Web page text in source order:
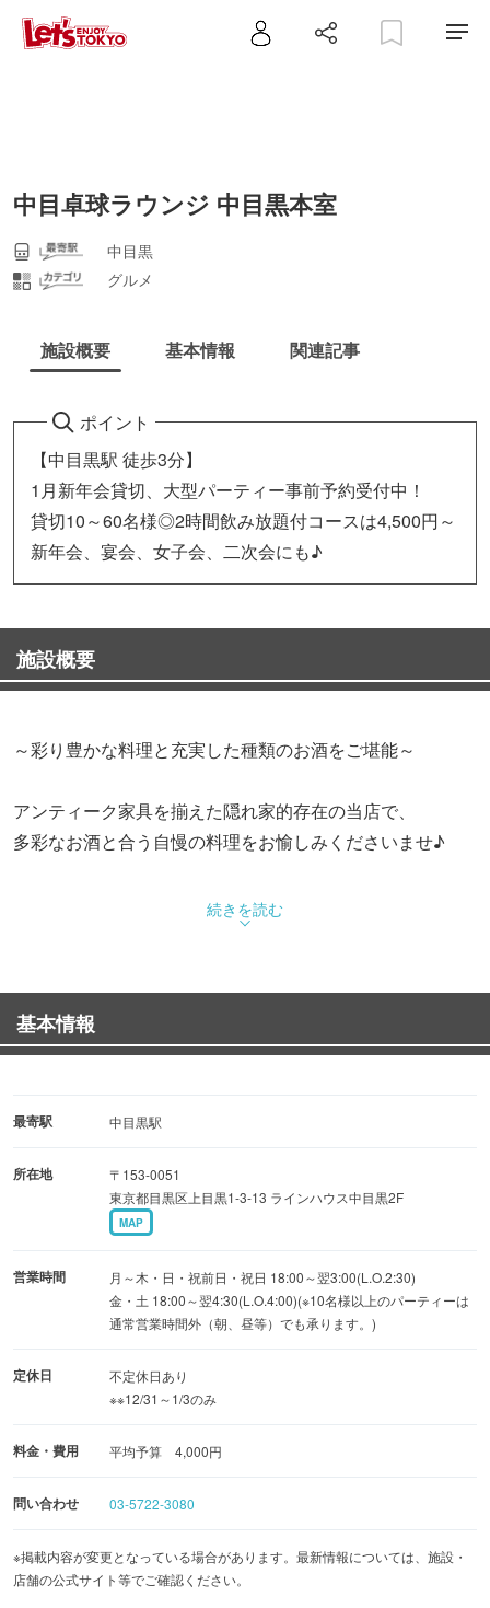
中目卓球ラウンジ 中目黒本室
中目黒
グルメ
施設概要 基本情報 関連記事
ポイント
【中目黒駅 徒歩3分】
1月新年会貸切、大型パーティー事前予約受付中！
貸切10～60名様◎2時間飲み放題付コースは4,500円～
新年会、宴会、女子会、二次会にも♪
施設概要
～彩り豊かな料理と充実した種類のお酒をご堪能～
アンティーク家具を揃えた隠れ家的存在の当店で、
多彩なお酒と合う自慢の料理をお愉しみくださいませ♪
◆新年会！飲み放題付のお得なコース
・2.5H付きお食事プラン〈全6品〉4,500円～
・完全個室サプライズプラン〈全8品〉5000円～
◆貸切プラン
・卓球台2台完備の完全個室10名～20名様
宴会、忘新年会、女子会、結婚式二次会など、
個室料込のプランもご用意しておりますのでお問合せ下さ
続きを読む
基本情報
最寄駅 中目黒駅
所在地
〒153-0051
東京都目黒区上目黒1-3-13 ラインハウス中目黒2F
MAP
営業時間
月～木・日・祝前日・祝日 18:00～翌3:00(L.O.2:30)
金・土 18:00～翌4:30(L.O.4:00)(※10名様以上のパーティーは
通常営業時間外（朝、昼等）でも承ります。)
定休日
不定休日あり
※※12/31～1/3のみ
料金・費用 平均予算 4,000円
問い合わせ 03-5722-3080
※掲載内容が変更となっている場合があります。最新情報については、施設・
店舗の公式サイト等でご確認ください。